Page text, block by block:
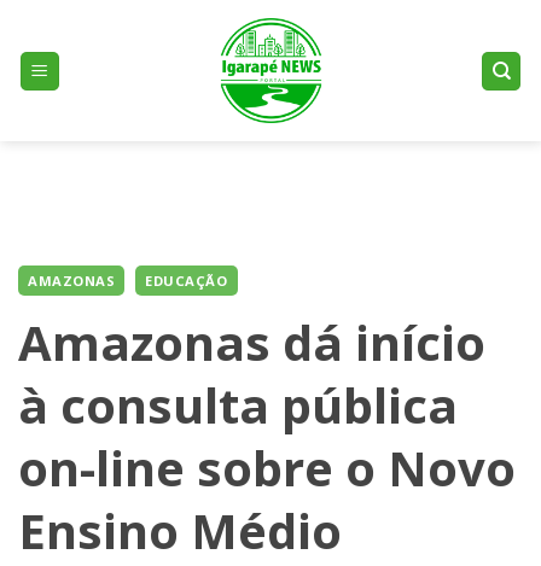
content
AMAZONAS EDUCAÇÃO
Amazonas dá início
à consulta pública
on-line sobre o Novo
Ensino Médio